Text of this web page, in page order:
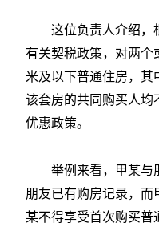
这位负责人介绍，
有关契税政策，对两个
米及以下普通住房，其
该套房的共同购买人均
优惠政策。
举例来看，甲某与
朋友已有购房记录，而
某不得享受首次购买普